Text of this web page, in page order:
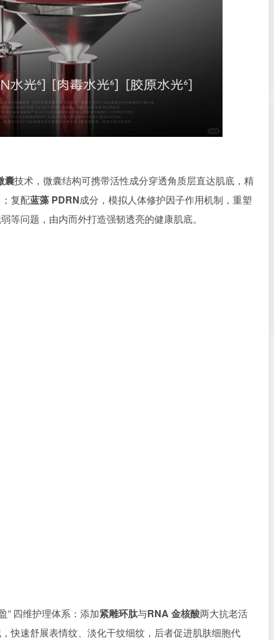
囊技术，微囊结构可携带活性成分穿透角质层直达肌底，精
复配蓝藻 PDRN成分，模拟人体修护因子作用机制，重塑
等问题，由内而外打造强韧透亮的健康肌底。
” 四维护理体系：添加紧雕环肽与RNA 金核酸两大抗老活
快速舒展表情纹、淡化干纹细纹，后者促进肌肤细胞代